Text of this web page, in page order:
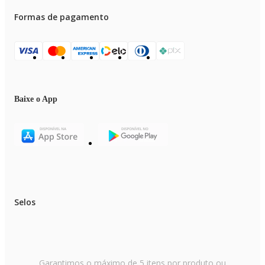
Formas de pagamento
Baixe o App
Selos